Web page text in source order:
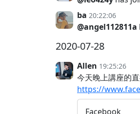
ba 20:22:06
@angel112811a
2020-07-28
Allen 19:25:26
今天晚上講座的
https://
Facebook